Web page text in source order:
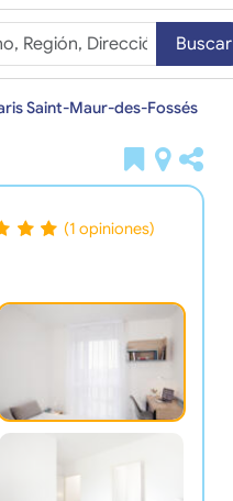
Buscar
Saint-Maur-des-Fossés
(1 opiniones)